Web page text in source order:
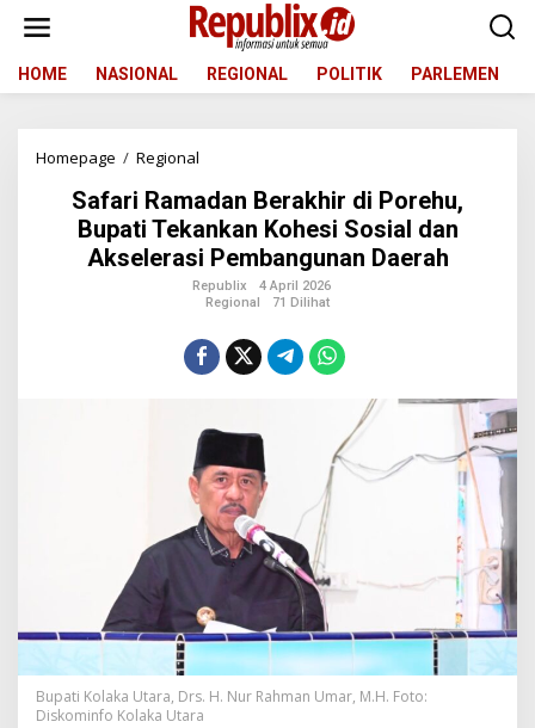
t
HOME NASIONAL REGIONAL POLITIK PARLEMEN
Homepage / Regional
f
a
r
i
R
a
a
d
B
e
r
a
k
h
d
i
P
o
r
e
Safari Ramadan Berakhir di Porehu,
Bupati Tekankan Kohesi Sosial dan
Akselerasi Pembangunan Daerah
Republix
4 April 2026
Regional
71 Dilihat
Bupati Kolaka Utara, Drs. H. Nur Rahman Umar, M.H. Foto:
Diskominfo Kolaka Utara